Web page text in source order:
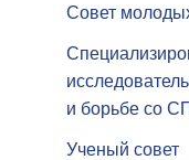
Совет
и борьбе со
Ученый совет